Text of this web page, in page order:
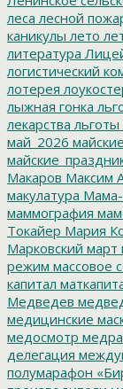
леса лесной
каникулы лето
литература
логистический
лотерея
лыжная гонка
лекарства льготы
май_2026
Макаров Максим
макулатура
маммография
Токайер Мария
Марковский март
режим массовое
капитал
Медведев
медицинские
медосмотр
делегация
полумарафон